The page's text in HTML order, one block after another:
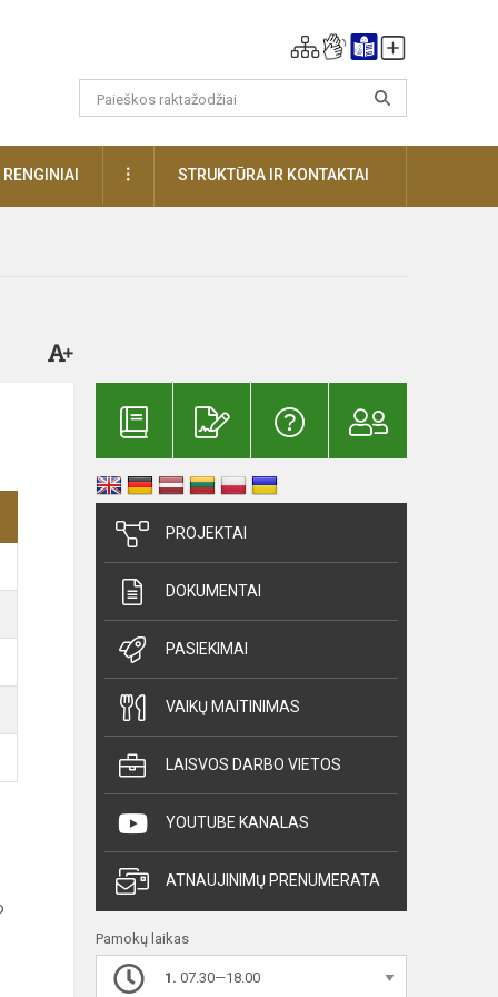
RENGINIAI DAUGIAUSTRUKTŪRA IR KONTAKTAI
PROJEKTAI
DOKUMENTAI
PASIEKIMAI
VAIKŲ MAITINIMAS
LAISVOS DARBO VIETOS
YOUTUBE KANALAS
ATNAUJINIMŲ PRENUMERATA
Pamokų laikas
1. 07.30—18.00